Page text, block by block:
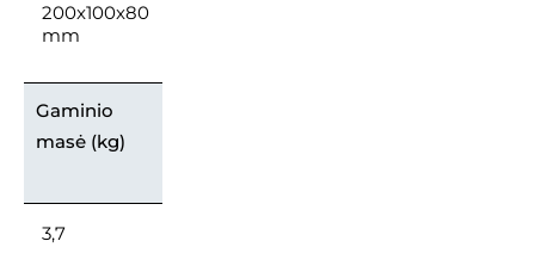
200x100x80
mm
Gaminio
masė (kg)
3,7